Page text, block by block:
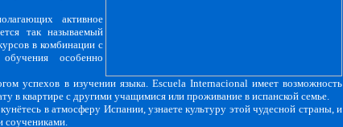
активное
так называемый
в комбинации с
особенно
успехов в изучении языка. Escuela Internacional имеет возможность
в квартире с другими учащимися или проживание в испанской семье.
в атмосферу Испании, узнаете культуру этой чудесной страны, и
соучениками.